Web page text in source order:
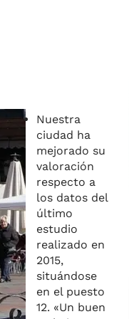
Nuestra
ciudad ha
mejorado su
valoración
respecto a
los datos del
último
estudio
realizado en
2015,
situándose
en el puesto
12. «Un buen